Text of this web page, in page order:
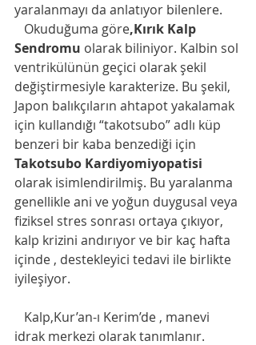
yaralanmayı da anlatıyor bilenlere.
Okuduğuma göre,Kırık Kalp
Sendromu olarak biliniyor. Kalbin sol
ventrikülünün geçici olarak şekil
değiştirmesiyle karakterize. Bu şekil,
Japon balıkçıların ahtapot yakalamak
için kullandığı “takotsubo” adlı küp
benzeri bir kaba benzediği için
Takotsubo Kardiyomiyopatisi
olarak isimlendirilmiş. Bu yaralanma
genellikle ani ve yoğun duygusal veya
fiziksel stres sonrası ortaya çıkıyor,
kalp krizini andırıyor ve bir kaç hafta
içinde , destekleyici tedavi ile birlikte
iyileşiyor.
Kalp,Kur’an-ı Kerim’de , manevi
idrak merkezi olarak tanımlanır.